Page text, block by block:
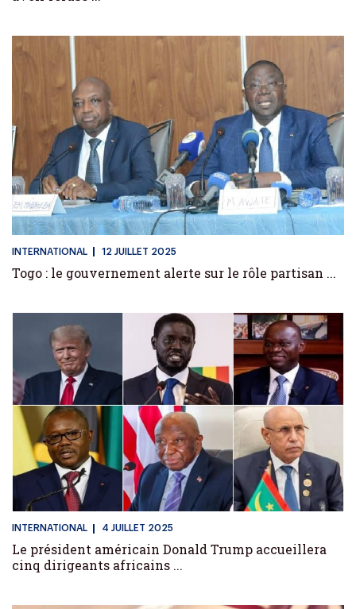
INTERNATIONAL 12 JUILLET 2025
Togo : le gouvernement alerte sur le rôle partisan ...
INTERNATIONAL 4 JUILLET 2025
Le président américain Donald Trump accueillera
cinq dirigeants africains ...